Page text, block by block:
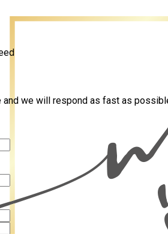
and we will respond as fast as